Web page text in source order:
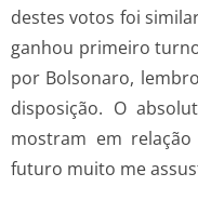
destes votos foi
ganhou primeiro
por Bolsonaro,
disposição. O
mostram em
futuro muito me